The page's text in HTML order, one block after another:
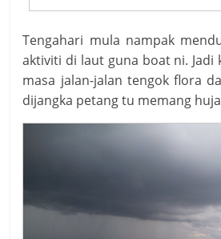
Tengahari mula nampak
aktiviti di laut guna boat ni.
masa jalan-jalan tengok flora
dijangka petang tu memang